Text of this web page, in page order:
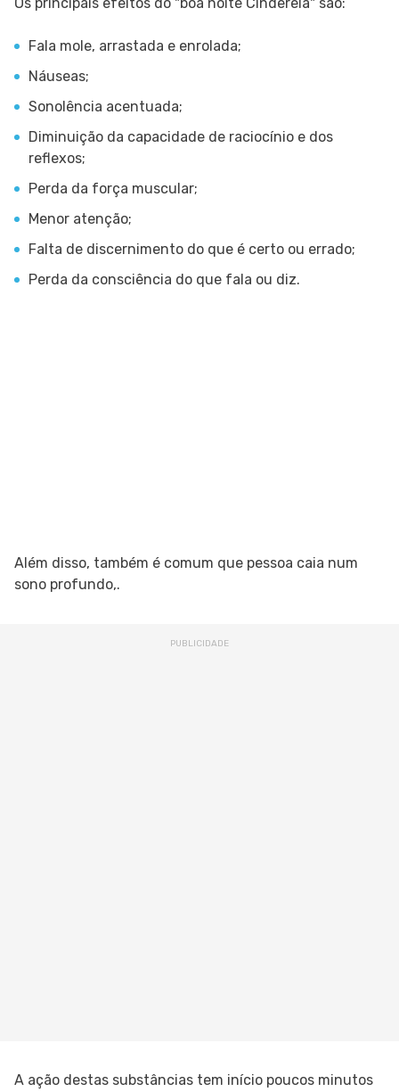
Os principais efeitos do "boa noite Cinderela" são:
Fala mole, arrastada e enrolada;
Náuseas;
Sonolência acentuada;
Diminuição da capacidade de raciocínio e dos
reflexos;
Perda da força muscular;
Menor atenção;
Falta de discernimento do que é certo ou errado;
Perda da consciência do que fala ou diz.
Além disso, também é comum que pessoa caia num
sono profundo,.
A ação destas substâncias tem início poucos minutos